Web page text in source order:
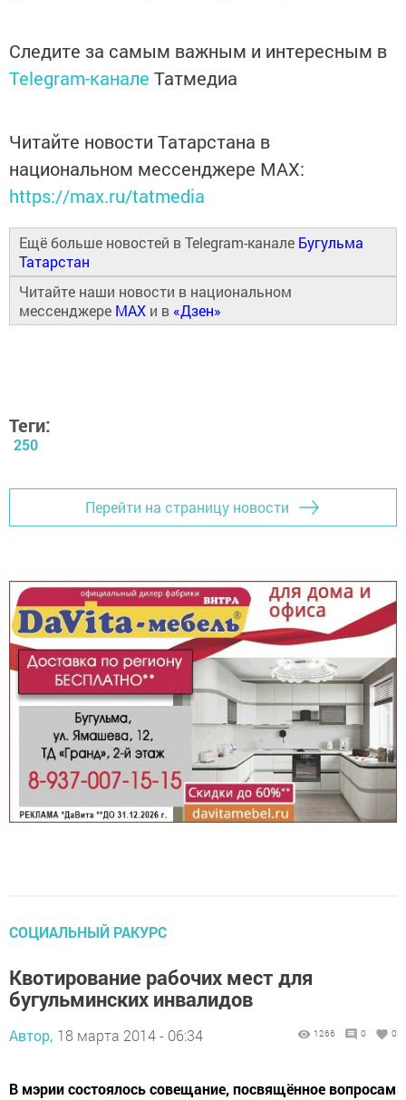
Следите за самым важным и интересным в
Telegram-канале Татмедиа
Читайте новости Татарстана в
национальном мессенджере MАХ:
https://max.ru/tatmedia
Ещё больше новостей в Telegram-канале Бугульма
Татарстан
Читайте наши новости в национальном
мессенджере MAX и в «Дзен»
Теги:
250
Перейти на страницу новости
СОЦИАЛЬНЫЙ РАКУРС
Квотирование рабочих мест для
бугульминских инвалидов
Автор, 18 марта 2014 - 06:34 1266 0 0
В мэрии состоялось совещание, посвящённое вопросам